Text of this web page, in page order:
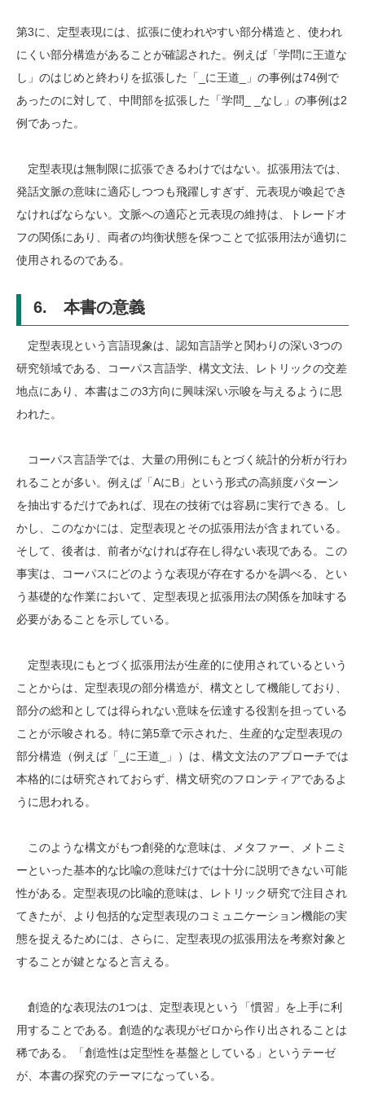
第3に、定型表現には、拡張に使われやすい部分構造と、使われ
にくい部分構造があることが確認された。例えば「学問に王道な
し」のはじめと終わりを拡張した「_に王道_」の事例は74例で
あったのに対して、中間部を拡張した「学問_ _なし」の事例は2
例であった。
定型表現は無制限に拡張できるわけではない。拡張用法では、
発話文脈の意味に適応しつつも飛躍しすぎず、元表現が喚起でき
なければならない。文脈への適応と元表現の維持は、トレードオ
フの関係にあり、両者の均衡状態を保つことで拡張用法が適切に
使用されるのである。
6. 本書の意義
定型表現という言語現象は、認知言語学と関わりの深い3つの
研究領域である、コーパス言語学、構文文法、レトリックの交差
地点にあり、本書はこの3方向に興味深い示唆を与えるように思
われた。
コーパス言語学では、大量の用例にもとづく統計的分析が行わ
れることが多い。例えば「AにB」という形式の高頻度パターン
を抽出するだけであれば、現在の技術では容易に実行できる。し
かし、このなかには、定型表現とその拡張用法が含まれている。
そして、後者は、前者がなければ存在し得ない表現である。この
事実は、コーパスにどのような表現が存在するかを調べる、とい
う基礎的な作業において、定型表現と拡張用法の関係を加味する
必要があることを示している。
定型表現にもとづく拡張用法が生産的に使用されているという
ことからは、定型表現の部分構造が、構文として機能しており、
部分の総和としては得られない意味を伝達する役割を担っている
ことが示唆される。特に第5章で示された、生産的な定型表現の
部分構造（例えば「_に王道_」）は、構文文法のアプローチでは
本格的には研究されておらず、構文研究のフロンティアであるよ
うに思われる。
このような構文がもつ創発的な意味は、メタファー、メトニミ
ーといった基本的な比喩の意味だけでは十分に説明できない可能
性がある。定型表現の比喩的意味は、レトリック研究で注目され
てきたが、より包括的な定型表現のコミュニケーション機能の実
態を捉えるためには、さらに、定型表現の拡張用法を考察対象と
することが鍵となると言える。
創造的な表現法の1つは、定型表現という「慣習」を上手に利
用することである。創造的な表現がゼロから作り出されることは
稀である。「創造性は定型性を基盤としている」というテーゼ
が、本書の探究のテーマになっている。